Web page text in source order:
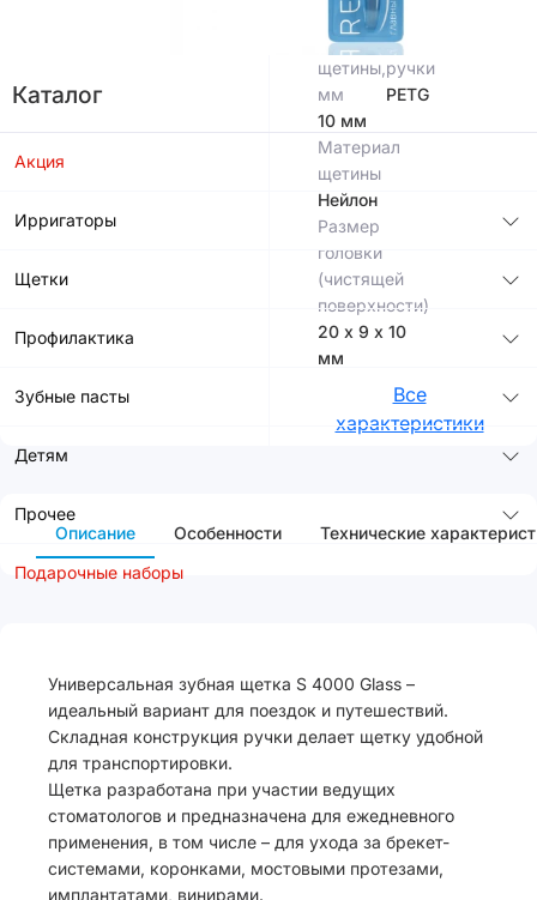
Каталог
Акция
Ирригаторы
Щетки
Профилактика
Зубные пасты
Детям
Прочее
Подарочные наборы
см
Длина
щетины,
мм
10 мм
Материал
ручки
PETG
Материал
щетины
Нейлон
Размер
головки
(чистящей
поверхности)
20 х 9 х 10
мм
Все
характеристики
Описание Особенности Технические
Универсальная зубная щетка S 4000 Glass –
идеальный вариант для поездок и путешествий.
Складная конструкция ручки делает щетку удобной
для транспортировки.
Щетка разработана при участии ведущих
стоматологов и предназначена для ежедневного
применения, в том числе – для ухода за брекет-
системами, коронками, мостовыми протезами,
имплантатами, винирами.